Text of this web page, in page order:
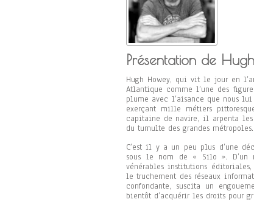
Présentation de
Hugh Howey, qui vit le jour en
Atlantique comme l’une des
plume avec l’aisance que nous
exerçant mille métiers
capitaine de navire, il arpenta
du tumulte des grandes métropoles.
C’est il y a un peu plus d’une
sous le nom de « Silo ». D’un
vénérables institutions
le truchement des réseaux
confondante, suscita un
bientôt d’acquérir les droits pour